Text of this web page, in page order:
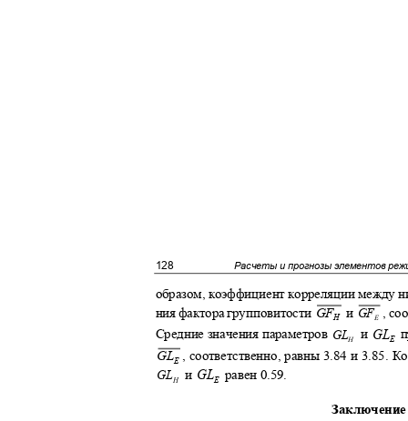
128 Расчеты и прогнозы элементов
образом, коэффициент корреляции между
ния фактора групповитости
и
GFH GFE
Средние значения параметров и
GLH GLE
, соответственно,равны 3.84 и 3.85.
GLE
и равен 0.59.
GLH GLE